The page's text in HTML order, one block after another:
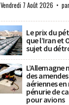
Vendredi 7 Août 2026 par
Le prix du
que l’Iran et
sujet du
L’Allemagne
des
aériennes en
pénurie de
pour avions